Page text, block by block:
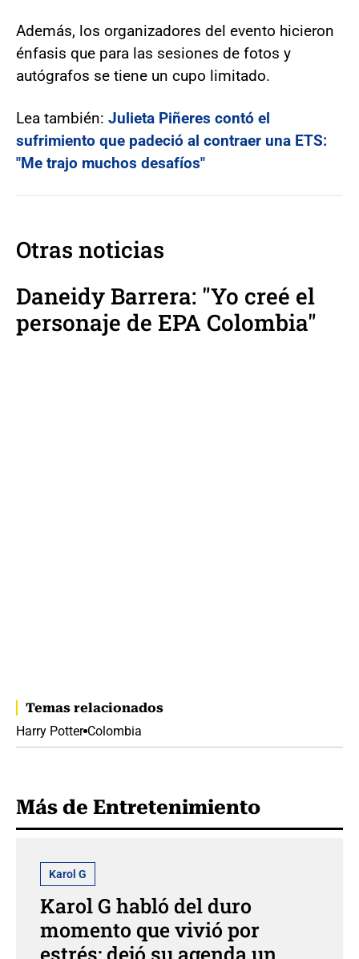
Además, los organizadores del evento hicieron
énfasis que para las sesiones de fotos y
autógrafos se tiene un cupo limitado.
Lea también: Julieta Piñeres contó el
sufrimiento que padeció al contraer una ETS:
"Me trajo muchos desafíos"
Otras noticias
Daneidy Barrera: "Yo creé el
personaje de EPA Colombia"
Temas relacionados
Harry Potter Colombia
Más de Entretenimiento
Karol G
Karol G habló del duro
momento que vivió por
estrés: dejó su agenda un